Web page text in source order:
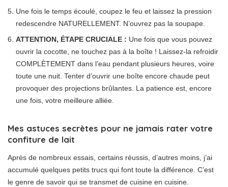
Une fois le temps écoulé, coupez le feu et laissez la pression
redescendre NATURELLEMENT. N’ouvrez pas la soupape.
ATTENTION, ÉTAPE CRUCIALE : Une fois que vous pouvez
ouvrir la cocotte, ne touchez pas à la boîte ! Laissez-la refroidir
COMPLÈTEMENT dans l’eau pendant plusieurs heures, voire
toute une nuit. Tenter d’ouvrir une boîte encore chaude peut
provoquer des projections brûlantes. La patience est, encore
une fois, votre meilleure alliée.
Mes astuces secrètes pour ne jamais rater votre
confiture de lait
Après de nombreux essais, certains réussis, d’autres moins, j’ai
accumulé quelques petits trucs qui font toute la différence. C’est
le genre de savoir qui se transmet de cuisine en cuisine.